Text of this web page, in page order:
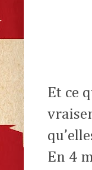
Et ce
En 4